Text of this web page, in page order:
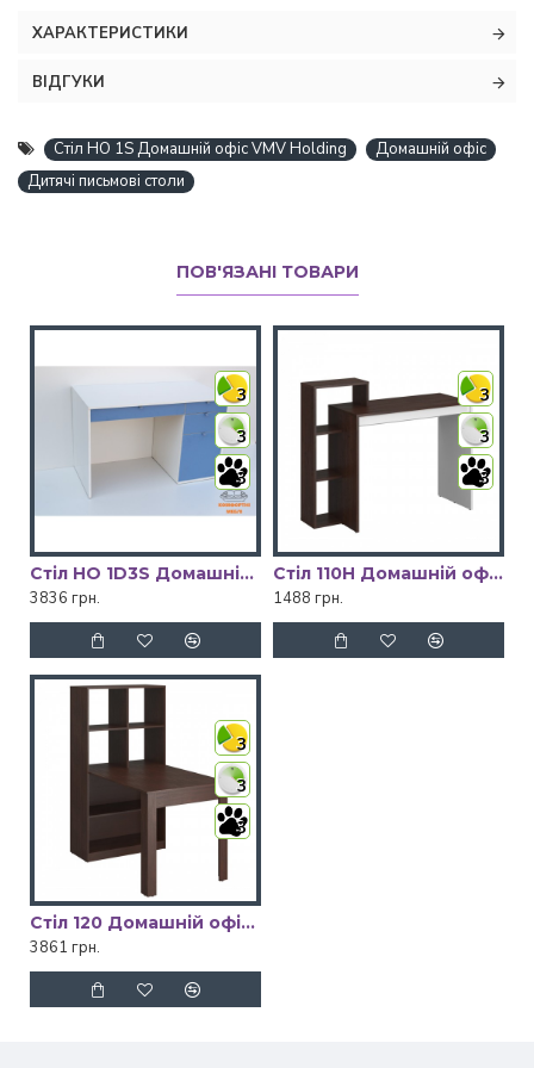
ХАРАКТЕРИСТИКИ
ВІДГУКИ
Cтіл НО 1S Домашній офіс VMV Holding
Домашній офіс
Дитячі письмові столи
ПОВ'ЯЗАНІ ТОВАРИ
3
3
3
Cтіл HO 1D3S Домашній офіс VMV Holding
3836 грн.
3
3
3
Cтіл 110Н Домашній офіс VMV Holding
1488 грн.
3
3
3
Cтіл 120 Домашній офіс VMV Holding
3861 грн.